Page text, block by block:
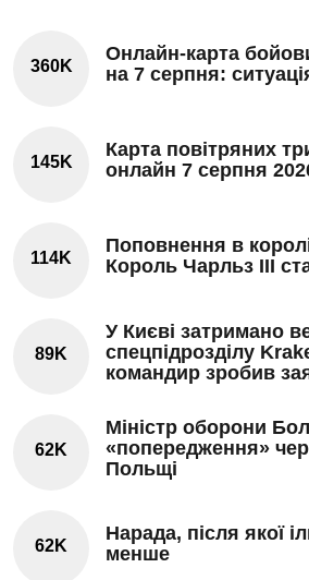
360K
Онлайн-карта
на 7 серпня:
145K
Карта повітряних
онлайн 7 серпня
114K
Поповнення в
Король Чарльз III
89K
У Києві затримано
спецпідрозділу
командир зробив
62K
Міністр оборони
«попередження»
Польщі
62K
Нарада, після якої
менше